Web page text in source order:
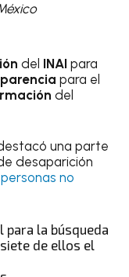
del INAIpara
para el
del
una parte
desaparición
personas no
la búsqueda
de ellos el